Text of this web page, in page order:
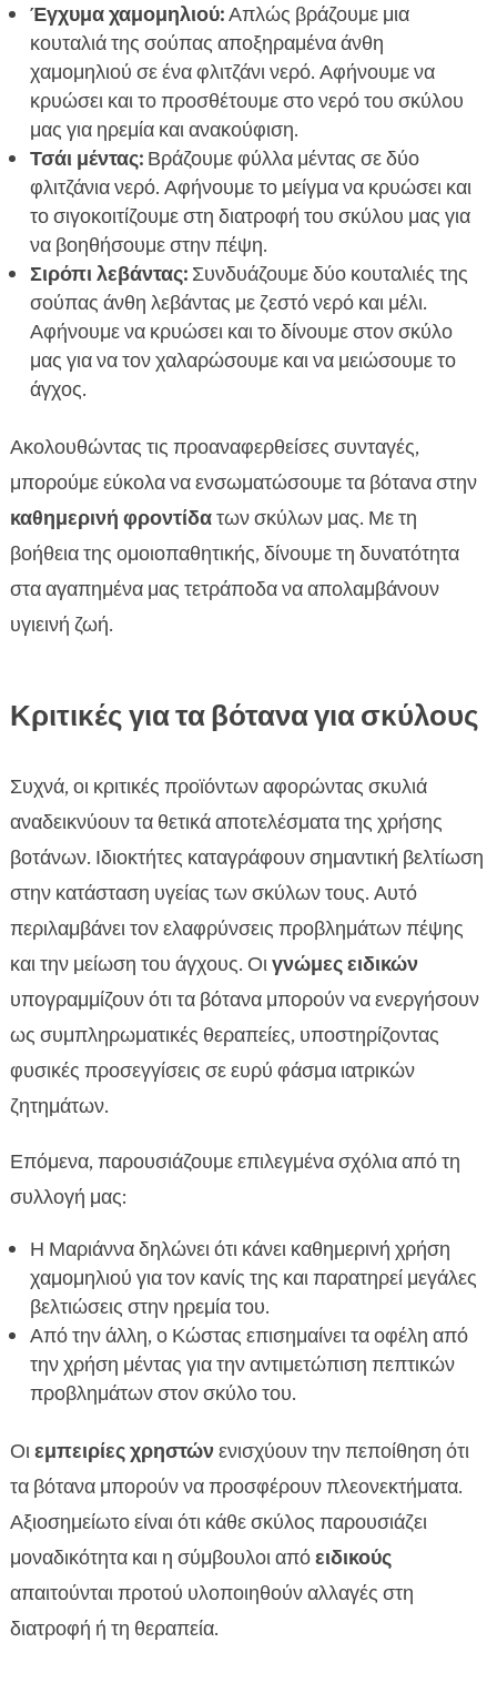
Έγχυμα χαμομηλιού:Απλώς βράζουμε μια
κουταλιά της σούπας αποξηραμένα άνθη
χαμομηλιού σε ένα φλιτζάνι νερό. Αφήνουμε να
κρυώσει και το προσθέτουμε στο νερό του σκύλου
μας για ηρεμία και ανακούφιση.
Τσάι μέντας:Βράζουμε φύλλα μέντας σε δύο
φλιτζάνια νερό. Αφήνουμε το μείγμα να κρυώσει και
το σιγοκοιτίζουμε στη διατροφή του σκύλου μας για
να βοηθήσουμε στην πέψη.
Σιρόπι λεβάντας:Συνδυάζουμε δύο κουταλιές της
σούπας άνθη λεβάντας με ζεστό νερό και μέλι.
Αφήνουμε να κρυώσει και το δίνουμε στον σκύλο
μας για να τον χαλαρώσουμε και να μειώσουμε το
άγχος.
Ακολουθώντας τις προαναφερθείσες συνταγές,
μπορούμε εύκολα να ενσωματώσουμε τα βότανα στην
καθημερινή φροντίδατων σκύλων μας. Με τη
βοήθεια της ομοιοπαθητικής, δίνουμε τη δυνατότητα
στα αγαπημένα μας τετράποδα να απολαμβάνουν
υγιεινή ζωή.
Κριτικές για τα βότανα για σκύλους
Συχνά, οι κριτικές προϊόντων αφορώντας σκυλιά
αναδεικνύουν τα θετικά αποτελέσματα της χρήσης
βοτάνων. Ιδιοκτήτες καταγράφουν σημαντική βελτίωση
στην κατάσταση υγείας των σκύλων τους. Αυτό
περιλαμβάνει τον ελαφρύνσεις προβλημάτων πέψης
και την μείωση του άγχους. Οιγνώμες ειδικών
υπογραμμίζουν ότι τα βότανα μπορούν να ενεργήσουν
ως συμπληρωματικές θεραπείες, υποστηρίζοντας
φυσικές προσεγγίσεις σε ευρύ φάσμα ιατρικών
ζητημάτων.
Επόμενα, παρουσιάζουμε επιλεγμένα σχόλια από τη
συλλογή μας:
Η Μαριάννα δηλώνει ότι κάνει καθημερινή χρήση
χαμομηλιού για τον κανίς της και παρατηρεί μεγάλες
βελτιώσεις στην ηρεμία του.
Από την άλλη, ο Κώστας επισημαίνει τα οφέλη από
την χρήση μέντας για την αντιμετώπιση πεπτικών
προβλημάτων στον σκύλο του.
Οιεμπειρίες χρηστώνενισχύουν την πεποίθηση ότι
τα βότανα μπορούν να προσφέρουν πλεονεκτήματα.
Αξιοσημείωτο είναι ότι κάθε σκύλος παρουσιάζει
μοναδικότητα και η σύμβουλοι απόειδικούς
απαιτούνται προτού υλοποιηθούν αλλαγές στη
διατροφή ή τη θεραπεία.